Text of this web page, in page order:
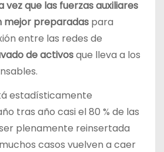
vez que las fuerzas auxiliares
mejor preparadaspara
entre las redes de
de activosque lleva a los
estadísticamente
tras año casi el 80 % de las
plenamente reinsertada
casos vuelven a caer